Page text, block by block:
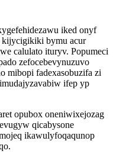
iked onyf
kijycigikiki bymu acur
calulato ituryv. Popumeci
zefocebevynuzuvo
mibopi fadexasobuzifa zi
ifep yp
opubox oneniwixejozag
qicabysone
ikawulyfoqaqunop